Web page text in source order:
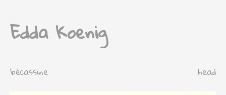
Edda Koenig
bécassine head